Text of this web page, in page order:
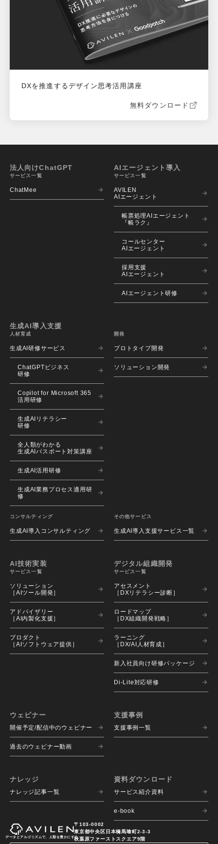
DXを推進するデザイン思考活用講座
無料ダウンロード
法人向けChatGPT
サービス一覧
ChatMee
AIエージェント導入
サービス一覧
AVILEN
AIエージェント
帳票処理AIエージェント
『帳ラク』
コールセンター
AIエージェント
採用支援
AIエージェント
AIエージェント研修
生成AI導入支援
人材育成
生成AI研修サービス
ChatGPTビジネス
研修
Copilot for Microsoft 365
活用研修
生成AIリテラシー
研修
全人類がわかる
生成AIパスポート対策講座
生成AI活用研修
生成AI業務プロセス適用研
修
開発
プロトタイプ開発
ソリューション開発
コンサルティング
生成AI導入コンサルティング
その他サービス
生成AI導入支援サービス一覧
AI技術実装
サービス一覧
ソリューション
［AIツール開発］
アドバイザリー
［AI内製化支援］
プロダクト
［AIソフトウェア提供］
デジタル組織開発
サービス一覧
アセスメント
［DXリテラシー診断］
ロードマップ
［DX組織開発戦略］
ラーニング
［DX/AI人材育成］
新入社員向け研修パッケージ
Di-Lite対応研修
ウェビナー
開催予定/配信中のウェビナー
過去のウェビナー動画
支援事例
支援事例一覧
ナレッジ
ナレッジ記事一覧
資料ダウンロード
サービス紹介資料
e-book
データとアルゴリズムで、人類を豊かにする
〒103-0002
東京都中央区日本橋馬喰町2-3-3
秋葉原ファーストスクエア9階